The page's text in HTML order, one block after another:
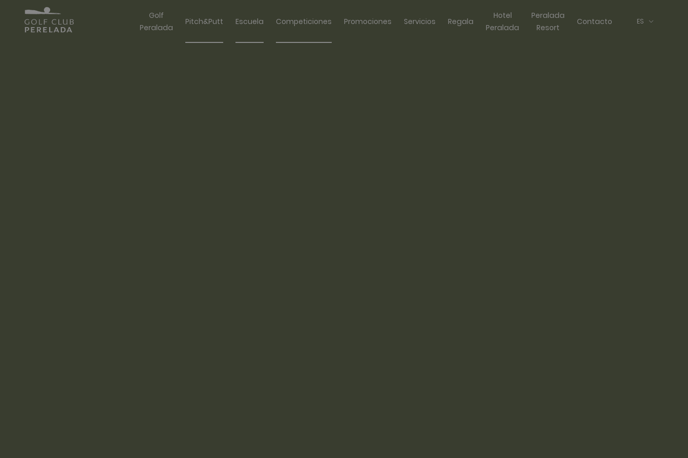
Golf
Peralada
Pitch&Putt Escuela Competiciones Promociones Servicios Regala
Hotel
Peralada
Peralada
Resort
Contacto ES